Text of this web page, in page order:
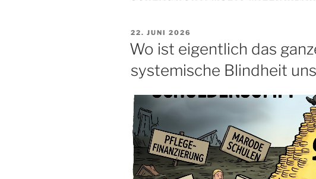
VERÖFFENTLICHT
AM
22. JUNI 2026
Wo ist eigentlich das
systemische Blindheit